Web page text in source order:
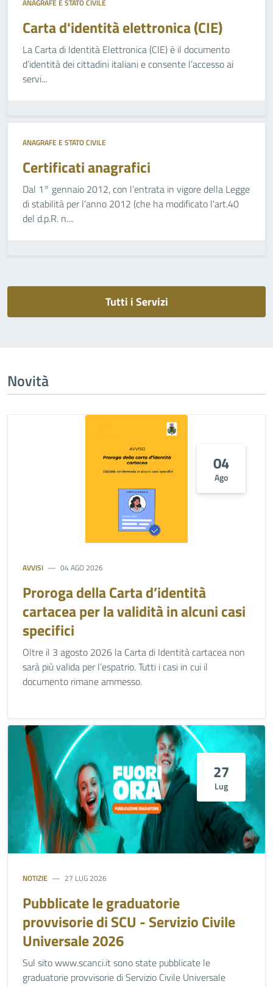
ANAGRAFE E STATO CIVILE
Carta d'identità elettronica (CIE)
La Carta di Identità Elettronica (CIE) è il documento
d’identità dei cittadini italiani e consente l’accesso ai
servi...
ANAGRAFE E STATO CIVILE
Certificati anagrafici
Dal 1° gennaio 2012, con l’entrata in vigore della Legge
di stabilità per l’anno 2012 (che ha modificato l'art.40
del d.p.R. n....
Tutti i Servizi
Novità
04
Ago
AVVISI 04 AGO 2026
Proroga della Carta d’identità
cartacea per la validità in alcuni casi
specifici
Oltre il 3 agosto 2026 la Carta di Identità cartacea non
sarà più valida per l’espatrio. Tutti i casi in cui il
documento rimane ammesso.
27
Lug
NOTIZIE 27 LUG 2026
Pubblicate le graduatorie
provvisorie di SCU - Servizio Civile
Universale 2026
Sul sito www.scanci.it sono state pubblicate le
graduatorie provvisorie di Servizio Civile Universale